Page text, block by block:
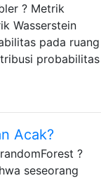
? Metrik
Wasserstein
pada ruang
probabilitas
Acak?
?
seseorang